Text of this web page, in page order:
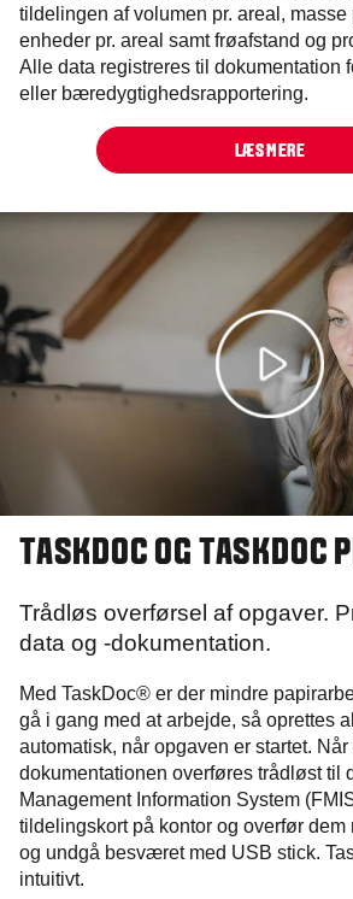
tildelingen af volumen pr. areal, masse
enheder pr. areal samt frøafstand og
Alle data registreres til dokumentation
eller bæredygtighedsrapportering.
LÆS MERE
TASKDOC OG TASKDOC
Trådløs overførsel af opgaver.
data og -dokumentation.
Med TaskDoc® er der mindre
gå i gang med at arbejde, så oprettes
automatisk, når opgaven er startet.
dokumentationen overføres trådløst til
Management Information System
tildelingskort på kontor og overfør dem
og undgå besværet med USB stick.
intuitivt.